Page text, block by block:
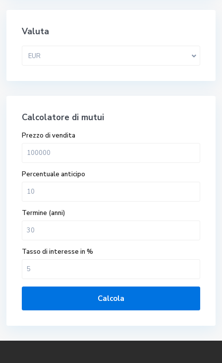
Valuta
EUR
Calcolatore di mutui
Prezzo di vendita
Percentuale anticipo
Termine (anni)
Tasso di interesse in %
Calcola